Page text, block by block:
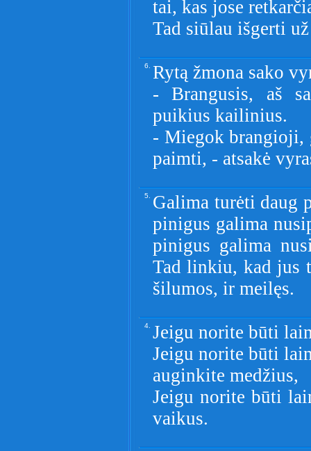
tai, kas jose
Tad siūlau išgerti
6. Rytą žmona sako
- Brangusis, aš
puikius kailinius.
- Miegok brangioji,
paimti, - atsakė
5. Galima turėti daug
pinigus galima
pinigus galima
Tad linkiu, kad jus
šilumos, ir meilęs.
4. Jeigu norite būti
Jeigu norite būti
auginkite medžius,
Jeigu norite būti
vaikus.